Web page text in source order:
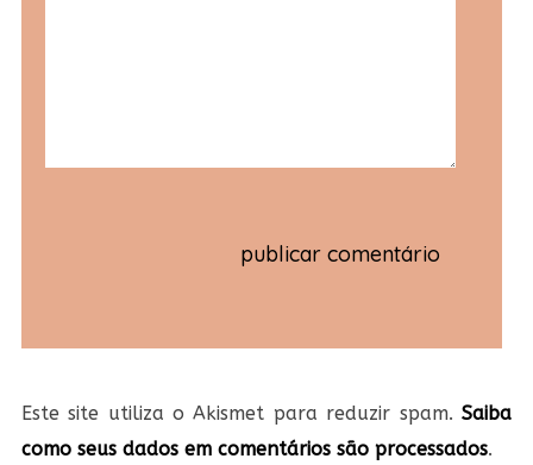
Este site utiliza o Akismet para reduzir spam.Saiba
como seus dados em comentários são processados.